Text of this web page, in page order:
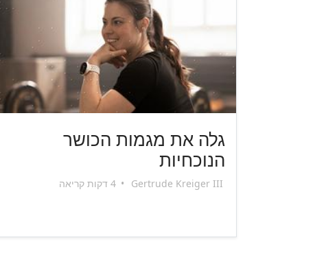
גלה את מגמות הכושר
הנוכחיות
Gertrude Kreiger III
•